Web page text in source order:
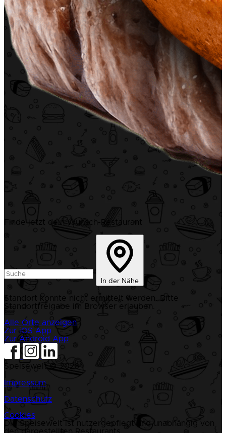
Finde jetzt dein Wunsch-Restaurant
In der Nähe
Standort konnte nicht ermittelt werden. Bitte
Standortfreigabe im Browser erlauben.
Alle Orte anzeigen
Zur iOS App
Zur Android App
Speisewelt © 2026
Impressum
Datenschutz
Cookies
Die Speisewelt ist nutzergepflegt und unabhängig von